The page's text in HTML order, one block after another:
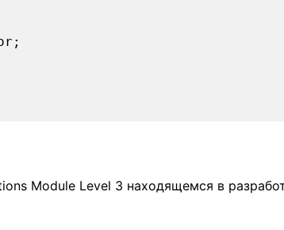
Module Level 3 находящемся в